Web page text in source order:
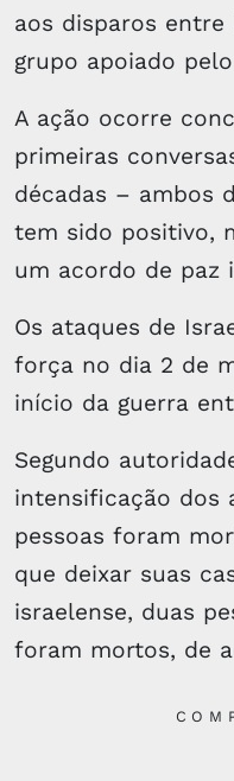
aos disparos
grupo apoiado
A ação ocorre
primeiras
décadas – ambos
tem sido positivo,
um acordo de paz
Os ataques de
força no dia 2 de
início da guerra
Segundo
intensificação dos
pessoas foram
que deixar suas
israelense, duas
foram mortos, de